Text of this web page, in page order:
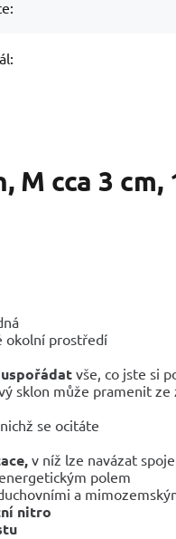
cca 3 cm,
okolní prostředí
vše, co jste si
sklon může pramenit
se ocitáte
v níž lze navázat
polem
a
nitro